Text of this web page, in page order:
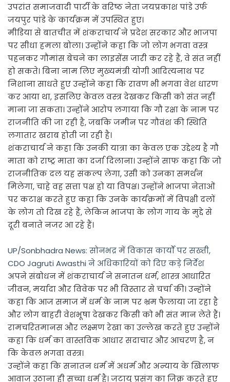
उपरांत समाजवादी पार्टी के वरिष्ठ नेता जयप्रकाश पांडे उर्फ
जयपुर पांडे के कार्यक्रम में उपस्थित हुए।
मीडिया से बातचीत में शंकराचार्य ने प्रदेश सरकार और भाजपा
पर सीधा हमला बोला। उन्होंने कहा कि जो लोग भगवा वस्त्र
पहनकर गौमांस बेचने का लाइसेंस जारी कर रहे हैं, वे संत नहीं
हो सकते। बिना नाम लिए मुख्यमंत्री योगी आदित्यनाथ पर
निशाना साधते हुए उन्होंने कहा कि रावण भी भगवा वेश धारण
कर आया था, इसलिए केवल वस्त्र देखकर किसी को संत नहीं
माना जा सकता। उन्होंने आरोप लगाया कि गौ रक्षा के नाम पर
राजनीति की जा रही है, जबकि जमीन पर गौवंश की स्थिति
लगातार खराब होती जा रही है।
शंकराचार्य ने कहा कि उनकी यात्रा का केवल एक उद्देश्य है गौ
माता को राष्ट्र माता का दर्जा दिलाना। उन्होंने साफ कहा कि जो
राजनीतिक दल यह संकल्प लेगा, उसी को उनका समर्थन
मिलेगा, चाहे वह सत्ता पक्ष हो या विपक्ष। उन्होंने भाजपा नेताओं
पर कटाक्ष करते हुए कहा कि उनके कार्यक्रमों में विपक्षी दलों
के लोग तो दिख रहे हैं, लेकिन भाजपा के लोग गाय के मुद्दे से
दूरी बनाते नजर आ रहे हैं।
UP/Sonbhadra News: सोनभद्र में विकास कार्यों पर सख्ती,
CDO Jagruti Awasthi ने अधिकारियों को दिए कड़े निर्देश
अपने संबोधन में शंकराचार्य ने सनातन धर्म, शास्त्र आधारित
जीवन, मर्यादा और विवेक पर भी विस्तार से चर्चा की। उन्होंने
कहा कि आज समाज में धर्म के नाम पर भ्रम फैलाया जा रहा है
और लोग बाहरी वेशभूषा देखकर किसी को भी संत मान लेते हैं।
रामचरितमानस और लक्ष्मण रेखा का उल्लेख करते हुए उन्होंने
कहा कि धर्म का वास्तविक आधार सदाचार और आचरण है, न
कि केवल भगवा वस्त्र।
उन्होंने कहा कि सनातन धर्म में अधर्म और अन्याय के खिलाफ
आवाज उठाना ही सच्चा धर्म है। जटायु प्रसंग का जिक्र करते हुए